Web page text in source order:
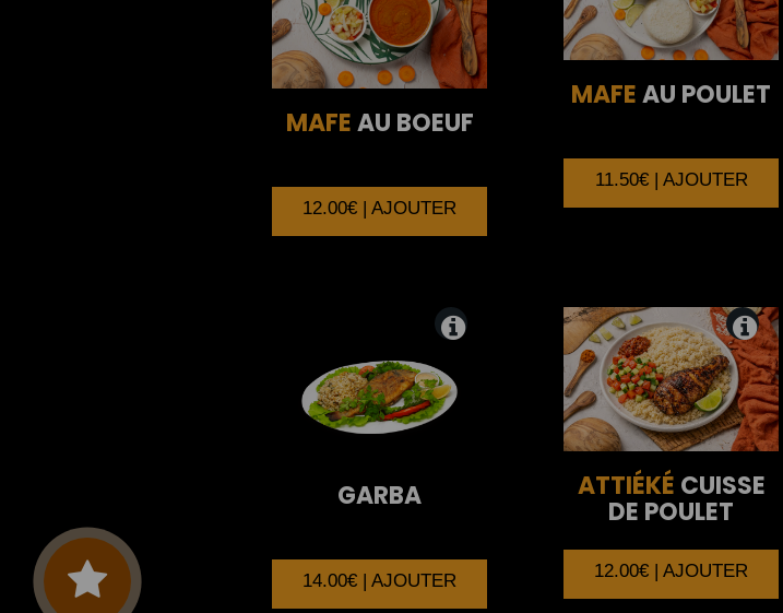
MAFEAU BOEUF
12.00€ | AJOUTER
MAFEAU POULET
11.50€ | AJOUTER
GARBA
14.00€ | AJOUTER
ATTIÉKÉ CUISSE
DE POULET
12.00€ | AJOUTER